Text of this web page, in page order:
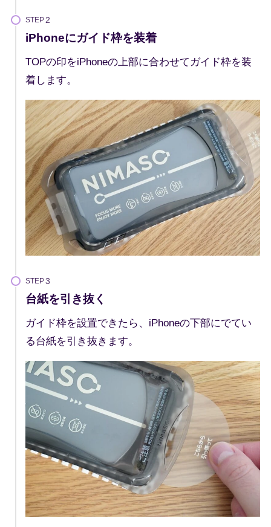
STEP
iPhoneにガイド枠を装着
TOPの印をiPhoneの上部に合わせてガイド枠を装
着します。
STEP
台紙を引き抜く
ガイド枠を設置できたら、iPhoneの下部にでてい
る台紙を引き抜きます。